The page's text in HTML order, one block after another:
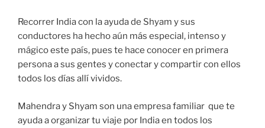
Recorrer India con la ayuda de Shyam y sus
conductores ha hecho aún más especial, intenso y
mágico este país, pues te hace conocer en primera
persona a sus gentes y conectar y compartir con ellos
todos los días allí vividos.
Mahendra y Shyam son una empresa familiar que te
ayuda a organizar tu viaje por India en todos los